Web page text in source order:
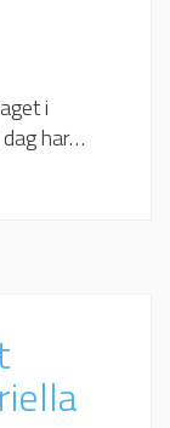
i
har…